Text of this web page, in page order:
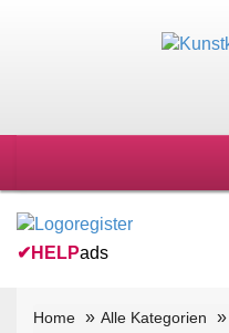
✔ HELPads
Home Alle Kategorien